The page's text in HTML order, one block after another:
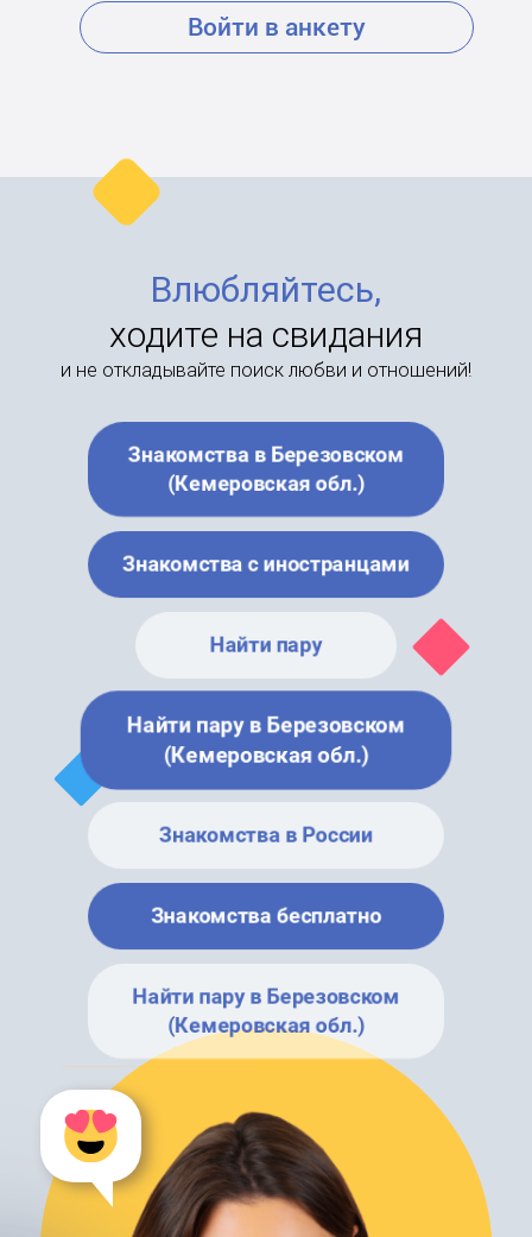
Войти в анкету
Влюбляйтесь,
ходите на свидания
и не откладывайте поиск любви и отношений!
Знакомства в Березовском
(Кемеровская обл.)
Знакомства с иностранцами
Найти пару
Найти пару в Березовском
(Кемеровская обл.)
Знакомства в России
Знакомства бесплатно
Найти пару в Березовском
(Кемеровская обл.)